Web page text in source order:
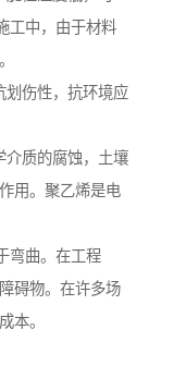
工中，由于材料
划伤性，抗环境应
介质的腐蚀，土壤
用。聚乙烯是电
弯曲。在工程
碍物。在许多场
本。